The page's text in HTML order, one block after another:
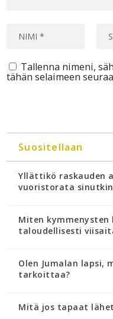
Tallenna nimeni,
tähän selaimeen
Suositellaan
Yllättikö raskauden
vuoristorata
Miten
taloudellisesti
Olen Jumalan lapsi,
tarkoittaa?
Mitä jos tapaat